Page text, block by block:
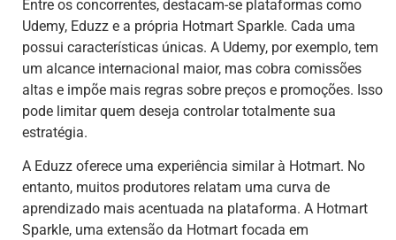
Entre os concorrentes, destacam-se plataformas como
Udemy, Eduzz e a própria Hotmart Sparkle. Cada uma
possui características únicas. A Udemy, por exemplo, tem
um alcance internacional maior, mas cobra comissões
altas e impõe mais regras sobre preços e promoções. Isso
pode limitar quem deseja controlar totalmente sua
estratégia.
A Eduzz oferece uma experiência similar à Hotmart. No
entanto, muitos produtores relatam uma curva de
aprendizado mais acentuada na plataforma. A Hotmart
Sparkle, uma extensão da Hotmart focada em